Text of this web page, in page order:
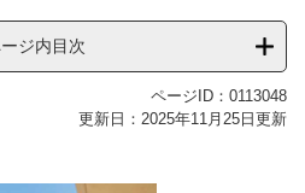
ジ内目次
ページID：0113048
更新日：2025年11月25日更新